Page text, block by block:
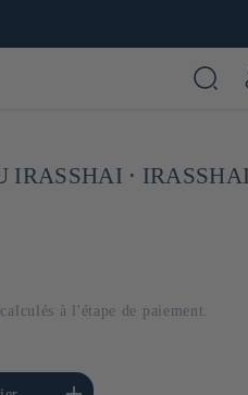
& café à Paris
IRASSHAI ⋅ IRASSHAI
calculés à l'étape de paiement.
la quantité de